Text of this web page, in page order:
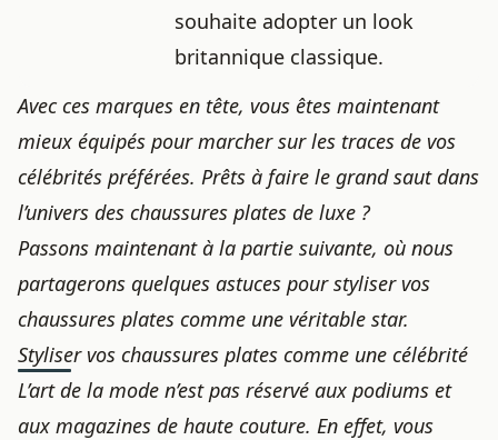
souhaite adopter un look
britannique classique.
Avec ces marques en tête, vous êtes maintenant
mieux équipés pour marcher sur les traces de vos
célébrités préférées. Prêts à faire le grand saut dans
l’univers des chaussures plates de luxe ?
Passons maintenant à la partie suivante, où nous
partagerons quelques astuces pour styliser vos
chaussures plates comme une véritable star.
Styliser vos chaussures plates comme une célébrité
L’art de la mode n’est pas réservé aux podiums et
aux magazines de haute couture. En effet, vous